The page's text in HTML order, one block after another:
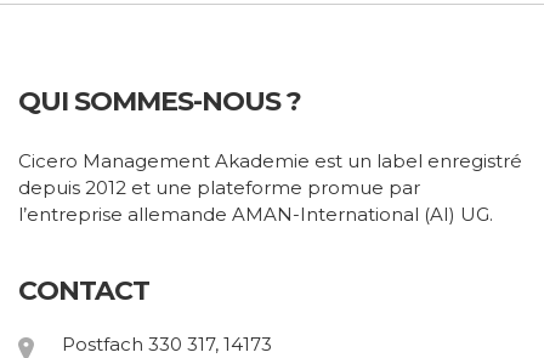
QUI SOMMES-NOUS ?
Cicero Management Akademie est un label enregistré
depuis 2012 et une plateforme promue par
l’entreprise allemande AMAN-International (AI) UG.
CONTACT
Postfach 330 317, 14173